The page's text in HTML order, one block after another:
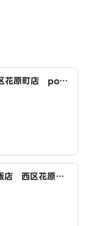
花原町店 pow
店 西区花原町